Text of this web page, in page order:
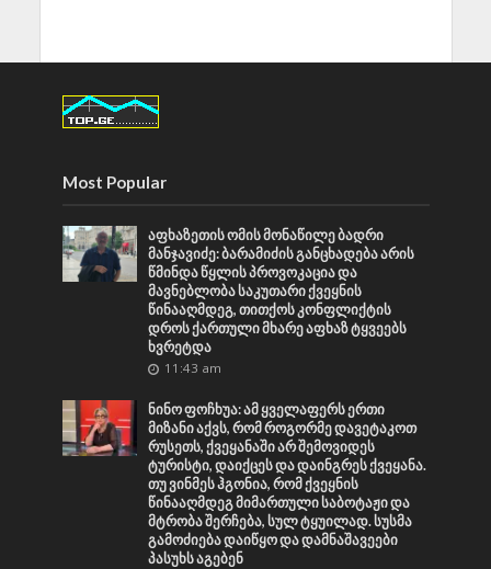
Most Popular
აფხაზეთის ომის მონაწილე ბადრი
მანჯავიძე: ბარამიძის განცხადება არის
წმინდა წყლის პროვოკაცია და
მავნებლობა საკუთარი ქვეყნის
წინააღმდეგ, თითქოს კონფლიქტის
დროს ქართული მხარე აფხაზ ტყვეებს
ხვრეტდა
11:43 am
ნინო ფოჩხუა: ამ ყველაფერს ერთი
მიზანი აქვს, რომ როგორმე დავეტაკოთ
რუსეთს, ქვეყანაში არ შემოვიდეს
ტურისტი, დაიქცეს და დაინგრეს ქვეყანა.
თუ ვინმეს ჰგონია, რომ ქვეყნის
წინააღმდეგ მიმართული საბოტაჟი და
მტრობა შერჩება, სულ ტყუილად. სუსმა
გამოძიება დაიწყო და დამნაშავეები
პასუხს აგებენ